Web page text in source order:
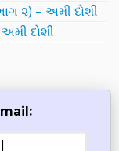
૨) – અમી દોશી
દોશી